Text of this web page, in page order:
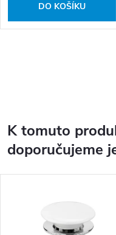
DO KOŠÍKU
K tomuto
doporučujeme